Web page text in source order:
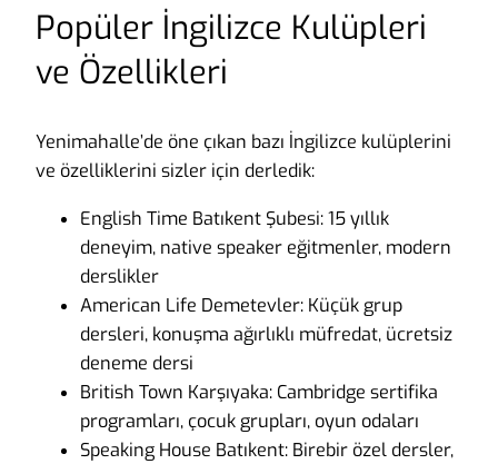
Popüler İngilizce Kulüpleri
ve Özellikleri
Yenimahalle’de öne çıkan bazı İngilizce kulüplerini
ve özelliklerini sizler için derledik:
English Time Batıkent Şubesi: 15 yıllık
deneyim, native speaker eğitmenler, modern
derslikler
American Life Demetevler: Küçük grup
dersleri, konuşma ağırlıklı müfredat, ücretsiz
deneme dersi
British Town Karşıyaka: Cambridge sertifika
programları, çocuk grupları, oyun odaları
Speaking House Batıkent: Birebir özel dersler,